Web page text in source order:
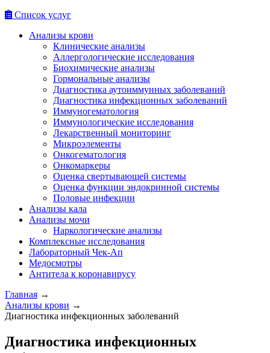
Список услуг
Анализы крови
Клинические анализы
Аллергологические исследования
Биохимические анализы
Гормональные анализы
Диагностика аутоиммунных заболеваний
Диагностика инфекционных заболеваний
Иммуногематология
Иммунологические исследования
Лекарственный мониторинг
Микроэлементы
Онкогематология
Онкомаркеры
Оценка свертывающей системы
Оценка функции эндокринной системы
Половые инфекции
Анализы кала
Анализы мочи
Наркологические анализы
Комплексные исследования
Лабораторный Чек-Ап
Медосмотры
Антитела к коронавирусу
Главная →
Анализы крови →
Диагностика инфекционных заболеваний
Диагностика инфекционных